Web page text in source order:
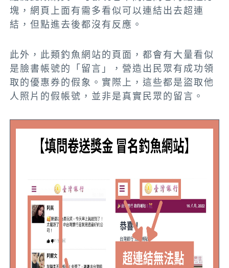
塊，網頁上面有需多看似可以連結出去超連
結，但點進去後都沒有反應。
此外， 此類釣魚網站的頁面，都會有大量看似
是臉書帳號的「留言」，營造出民眾有成功領
取的優惠券的假象。實際上，這些都是盜取他
人照片的假帳號，並非是真實民眾的留言。